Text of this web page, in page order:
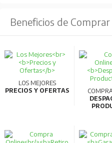
Beneficios de
LOS MEJORES
PRECIOS Y OFERTAS